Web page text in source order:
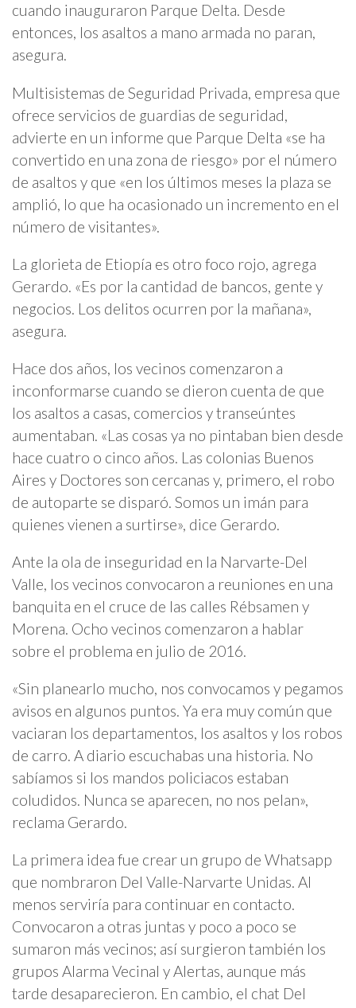
cuando inauguraron Parque Delta. Desde
entonces, los asaltos a mano armada no paran,
asegura.
Multisistemas de Seguridad Privada, empresa que
ofrece servicios de guardias de seguridad,
advierte en un informe que Parque Delta «se ha
convertido en una zona de riesgo» por el número
de asaltos y que «en los últimos meses la plaza se
amplió, lo que ha ocasionado un incremento en el
número de visitantes».
La glorieta de Etiopía es otro foco rojo, agrega
Gerardo. «Es por la cantidad de bancos, gente y
negocios. Los delitos ocurren por la mañana»,
asegura.
Hace dos años, los vecinos comenzaron a
inconformarse cuando se dieron cuenta de que
los asaltos a casas, comercios y transeúntes
aumentaban. «Las cosas ya no pintaban bien desde
hace cuatro o cinco años. Las colonias Buenos
Aires y Doctores son cercanas y, primero, el robo
de autoparte se disparó. Somos un imán para
quienes vienen a surtirse», dice Gerardo.
Ante la ola de inseguridad en la Narvarte-Del
Valle, los vecinos convocaron a reuniones en una
banquita en el cruce de las calles Rébsamen y
Morena. Ocho vecinos comenzaron a hablar
sobre el problema en julio de 2016.
«Sin planearlo mucho, nos convocamos y pegamos
avisos en algunos puntos. Ya era muy común que
vaciaran los departamentos, los asaltos y los robos
de carro. A diario escuchabas una historia. No
sabíamos si los mandos policiacos estaban
coludidos. Nunca se aparecen, no nos pelan»,
reclama Gerardo.
La primera idea fue crear un grupo de Whatsapp
que nombraron Del Valle-Narvarte Unidas. Al
menos serviría para continuar en contacto.
Convocaron a otras juntas y poco a poco se
sumaron más vecinos; así surgieron también los
grupos Alarma Vecinal y Alertas, aunque más
tarde desaparecieron. En cambio, el chat Del